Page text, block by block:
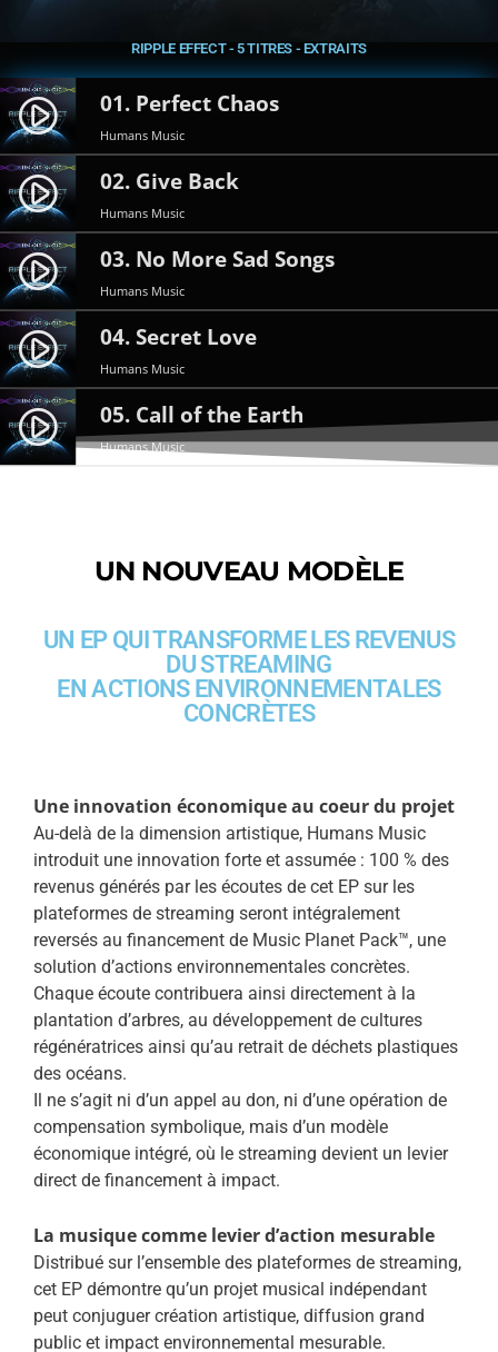
RIPPLE EFFECT - 5 TITRES - EXTRAITS
play_circle_filled 01. Perfect Chaos
Humans Music
play_circle_filled 02. Give Back
Humans Music
play_circle_filled 03. No More Sad Songs
Humans Music
play_circle_filled 04. Secret Love
Humans Music
play_circle_filled 05. Call of the Earth
Humans Music
UN NOUVEAU MODÈLE
UN EP QUI TRANSFORME LES REVENUS
DU STREAMING
EN ACTIONS ENVIRONNEMENTALES
CONCRÈTES
Une innovation économique au coeur du projet
Au-delà de la dimension artistique, Humans Music
introduit une innovation forte et assumée : 100 % des
revenus générés par les écoutes de cet EP sur les
plateformes de streaming seront intégralement
reversés au financement de Music Planet Pack™, une
solution d’actions environnementales concrètes.
Chaque écoute contribuera ainsi directement à la
plantation d’arbres, au développement de cultures
régénératrices ainsi qu’au retrait de déchets plastiques
des océans.
Il ne s’agit ni d’un appel au don, ni d’une opération de
compensation symbolique, mais d’un modèle
économique intégré, où le streaming devient un levier
direct de financement à impact.
La musique comme levier d’action mesurable
Distribué sur l’ensemble des plateformes de streaming,
cet EP démontre qu’un projet musical indépendant
peut conjuguer création artistique, diffusion grand
public et impact environnemental mesurable.